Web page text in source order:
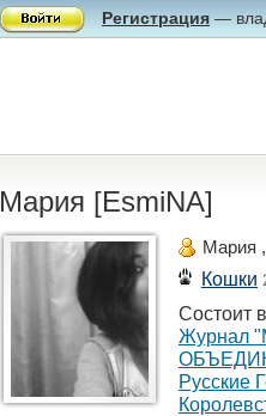
Регистрация —
Мария [EsmiNA]
Мария
Кошки
Состоит
Журнал
Русские